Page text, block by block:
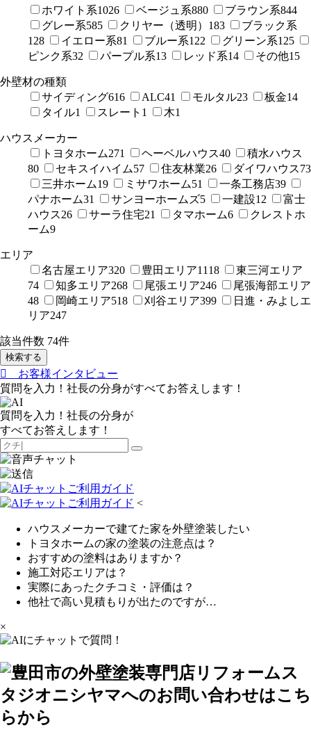
ホワイト系1026 ベージュ系880 ブラウン系844
グレー系585 クリヤー（透明） 183
ブラック系
128
イエロー系81 ブルー系122 グリーン系125
ピンク系32 パープル系13 レッド系14 その他15
外壁材の種類
サイディング616 ALC41 モルタル23 板金14
タイル1 スレート 1 木1
ハウスメーカー
トヨタホーム271 ヘーベルハウス40
積水ハウス
80
セキスイハイム57 住友林業26 ダイワハウス73
三井ホーム19 ミサワホーム51 一条工務店39
パナホーム31 サンヨーホームズ5 一建設12
富士
ハウス26 サーラ住宅21 タマホーム6
クレストホ
ーム9
エリア
名古屋エリア320 豊田エリア1118
東三河エリア
74
知多エリア268 尾張エリア246
尾張海部エリア
48
岡崎エリア518 刈谷エリア399
日進・みよしエ
リア247
該当件数 74件
検索する
お客様インタビュー
質問を入力！社長の分身がすべてお答えします！
質問を入力！社長の分身が
すべてお答えします！
<
ハウスメーカーで建てた家を外壁塗装したい
トヨタホームの家の塗装の注意点は？
おすすめの塗料はありますか？
施工対応エリアは？
実際にあったクチコミ・評価は？
他社で高い見積もりが出たのですが…
×